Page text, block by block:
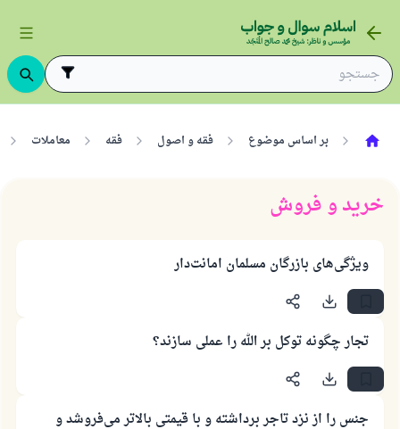
بر اساس موضوع فقه و اصول فقه معاملات
خرید و فروش
ویژگی‌های بازرگان مسلمان امانت‌دار
تجار چگونه توکل بر الله را عملی سازند؟
جنس را از نزد تاجر برداشته و با قیمتی بالاتر می‌فروشد و